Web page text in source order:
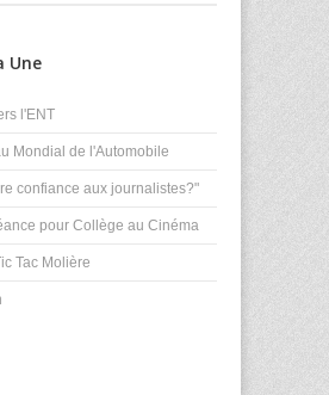
Une
l'ENT
Mondial de l'Automobile
confiance aux journalistes?"
pour Collège au Cinéma
Tac Molière